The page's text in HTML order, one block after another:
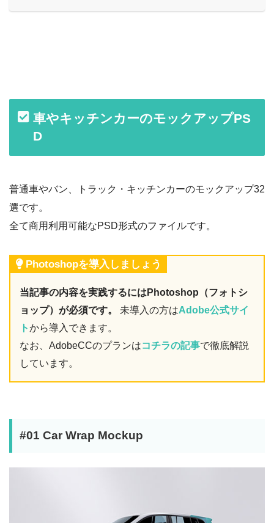
車やキッチンカーのモックアップPS
D
普通車やバン、トラック・キッチンカーのモックアップ32
選です。
全て商用利用可能なPSD形式のファイルです。
Photoshopを導入しましょう
当記事の内容を実践するにはPhotoshop（フォトシ
ョップ）が必須です。
未導入の方はAdobe公式サイ
トから導入できます。
なお、AdobeCCのプランはコチラの記事で徹底解説
しています。
#01 Car Wrap Mockup